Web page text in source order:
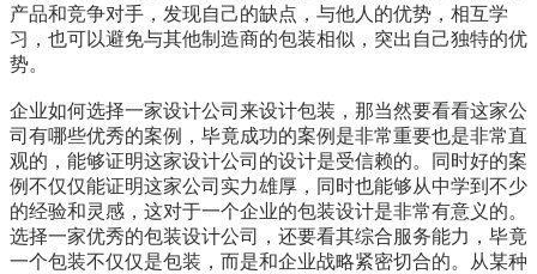
产品和竞争对手，发现自己的缺点，与他人的优势，相互学
习，也可以避免与其他制造商的包装相似，突出自己独特的优
势。
企业如何选择一家设计公司来设计包装，那当然要看看这家公
司有哪些优秀的案例，毕竟成功的案例是非常重要也是非常直
观的，能够证明这家设计公司的设计是受信赖的。同时好的案
例不仅仅能证明这家公司实力雄厚，同时也能够从中学到不少
的经验和灵感，这对于一个企业的包装设计是非常有意义的。
选择一家优秀的包装设计公司，还要看其综合服务能力，毕竟
一个包装不仅仅是包装，而是和企业战略紧密切合的。从某种